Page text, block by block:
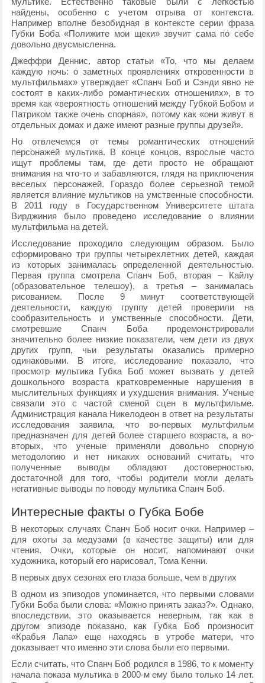
найдены, особенно с учетом отрыва от контекста.
Например вполне безобидная в контексте серии фраза
Губки Боба «Полижите мои щеки» звучит сама по себе
довольно двусмысленна.
Джеффри Деннис, автор статьи «То, что мы делаем
каждую ночь: о заметных проявлениях откровенности в
мультфильмах» утверждает «Спанч Боб и Сэнди явно не
состоят в каких-либо романтических отношениях», в то
время как «вероятность отношений между Губкой Бобом и
Патриком также очень спорная», потому как «они живут в
отдельных домах и даже имеют разные группы друзей».
Но отвлечемся от темы романтических отношений
персонажей мультика. В конце концов, взрослые часто
ищут проблемы там, где дети просто не обращают
внимания на что-то и забавляются, глядя на приключения
веселых персонажей. Гораздо более серьезной темой
является влияние мультиков на умственные способности.
В 2011 году в Государственном Университете штата
Вирджиния было проведено исследование о влиянии
мультфильма на детей.
Исследование проходило следующим образом. Было
сформировано три группы четырехлетних детей, каждая
из которых занималась определенной деятельностью.
Первая группа смотрела Спанч Боб, вторая – Кайлу
(образовательное телешоу), а третья – занималась
рисованием. После 9 минут соответствующей
деятельности, каждую группу детей проверили на
сообразительность и умственные способности. Дети,
смотревшие Спанч Боба продемонстрировали
значительно более низкие показатели, чем дети из двух
других групп, чьи результаты оказались примерно
одинаковыми. В итоге, исследование показало, что
просмотр мультика Губка Боб может вызвать у детей
дошкольного возраста кратковременные нарушения в
мыслительных функциях и ухудшения внимания. Ученые
связали это с частой сменой сцен в мультфильме.
Администрация канала Никелодеон в ответ на результаты
исследования заявила, что во-первых мультфильм
предназначен для детей более старшего возраста, а во-
вторых, что ученые применяли довольно спорную
методологию и нет никаких оснований считать, что
полученные выводы обладают достоверностью,
достаточной для того, чтобы родители могли делать
негативные выводы по поводу мультика Спанч Боб.
Интересные факты о Губка Бобе
В некоторых случаях Спанч Боб носит очки. Например –
для охоты за медузами (в качестве защиты) или для
чтения. Очки, которые он носит, напоминают очки
художника, который его нарисовал, Тома Кенни.
В первых двух сезонах его глаза больше, чем в других
В одном из эпизодов упоминается, что первыми словами
Губки Боба были слова: «Можно принять заказ?». Однако,
впоследствии, это оказывается неверным, так как в
другом эпизоде показано, как Губка Боб произносит
«Крабья Лапа» еще находясь в утробе матери, что
доказывает что именно эти слова были его первыми.
Если считать, что Спанч Боб родился в 1986, то к моменту
начала показа мультика в 2000-м ему было только 14 лет.